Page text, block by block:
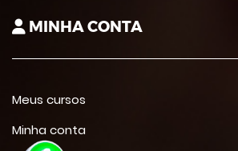
MINHA CONTA
Meus cursos
Minha conta